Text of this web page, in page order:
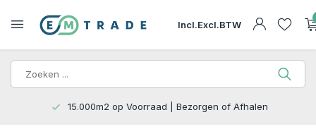
Incl.Excl.BTW
15.000m2 op Voorraad | Bezorgen of Afhalen